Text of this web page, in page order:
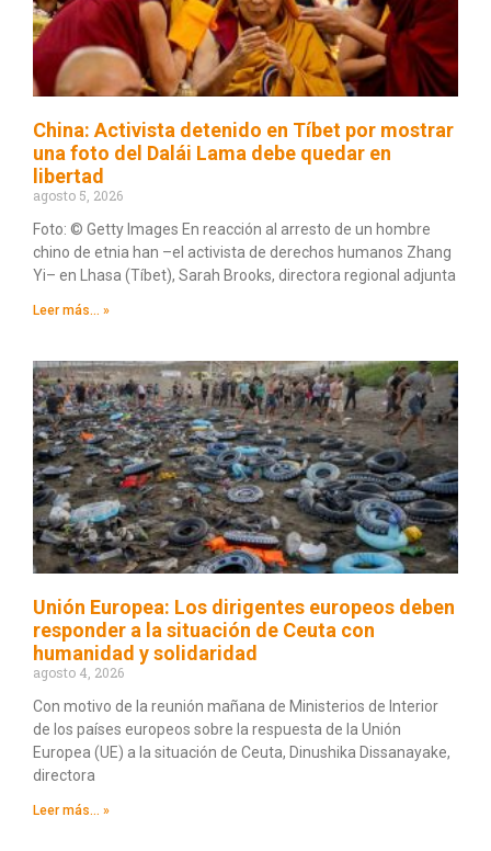
China: Activista detenido en Tíbet por mostrar
una foto del Dalái Lama debe quedar en
libertad
agosto 5, 2026
Foto: © Getty Images En reacción al arresto de un hombre
chino de etnia han –el activista de derechos humanos Zhang
Yi– en Lhasa (Tíbet), Sarah Brooks, directora regional adjunta
Leer más... »
Unión Europea: Los dirigentes europeos deben
responder a la situación de Ceuta con
humanidad y solidaridad
agosto 4, 2026
Con motivo de la reunión mañana de Ministerios de Interior
de los países europeos sobre la respuesta de la Unión
Europea (UE) a la situación de Ceuta, Dinushika Dissanayake,
directora
Leer más... »